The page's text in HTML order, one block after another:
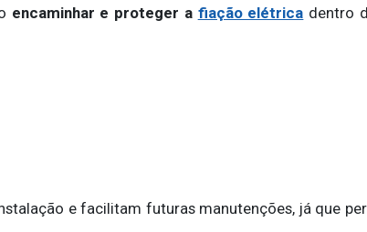
encaminhar e proteger a fiação elétrica dentro
e facilitam futuras manutenções, já que